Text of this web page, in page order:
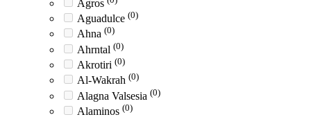
Agros
Aguadulce (0)
Ahna (0)
Ahrntal (0)
Akrotiri (0)
Al-Wakrah (0)
Alagna Valsesia (0)
Alaminos (0)